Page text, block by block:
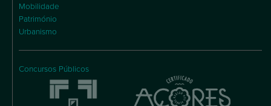
Mobilidade
Património
Urbanismo
Concursos Públicos